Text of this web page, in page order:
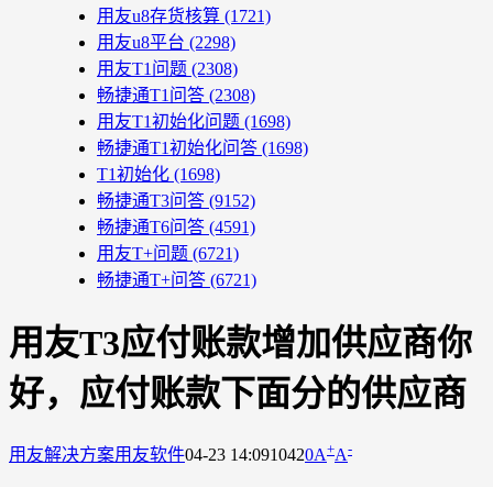
用友u8存货核算 (1721)
用友u8平台 (2298)
用友T1问题 (2308)
畅捷通T1问答 (2308)
用友T1初始化问题 (1698)
畅捷通T1初始化问答 (1698)
T1初始化 (1698)
畅捷通T3问答 (9152)
畅捷通T6问答 (4591)
用友T+问题 (6721)
畅捷通T+问答 (6721)
用友T3应付账款增加供应商你
好，应付账款下面分的供应商
用友解决方案用友软件04-23 14:0910420A+A-